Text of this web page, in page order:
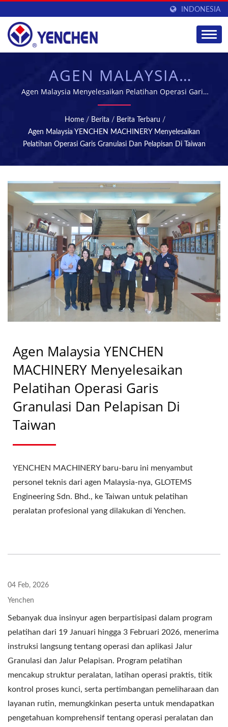
INDONESIA
AGEN MALAYSIA
YENCHEN MACHINERY
MENYELESAIKAN
PELATIHAN OPERASI
PELAPISAN DI TAIWAN
| MESIN TABLET &
STERILISASI -
PERALATAN
MANUFAKTUR FARMASI
| YENCHEN
Agen Malaysia Menyelesaikan Pelatihan Operasi Garis
Granulasi dan Pelapisan | YENCHEN MACHINERY CO.,
LTD. telah mengkhususkan diri dalam memproduksi
Mesin Farmasi selama 60 tahun.
Home / Berita / Berita Terbaru /
Agen Malaysia YENCHEN MACHINERY Menyelesaikan
Pelatihan Operasi Garis Granulasi Dan Pelapisan Di Taiwan
Agen Malaysia YENCHEN
MACHINERY Menyelesaikan
Pelatihan Operasi Garis
Granulasi Dan Pelapisan Di
Taiwan
YENCHEN MACHINERY baru-baru ini menyambut
personel teknis dari agen Malaysia-nya, GLOTEMS
Engineering Sdn. Bhd., ke Taiwan untuk pelatihan
peralatan profesional yang dilakukan di Yenchen.
04 Feb, 2026
Yenchen
Sebanyak dua insinyur agen berpartisipasi dalam program
pelatihan dari 19 Januari hingga 3 Februari 2026, menerima
instruksi langsung tentang operasi dan aplikasi Jalur
Granulasi dan Jalur Pelapisan. Program pelatihan
mencakup struktur peralatan, latihan operasi praktis, titik
kontrol proses kunci, serta pertimbangan pemeliharaan dan
layanan rutin, memungkinkan peserta untuk mendapatkan
pengetahuan komprehensif tentang operasi peralatan dan